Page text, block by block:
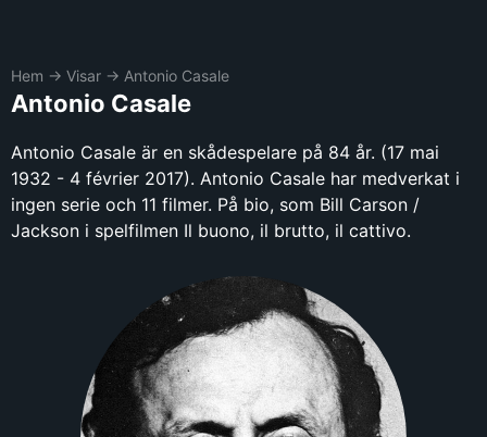
Hem → Visar → Antonio Casale
Antonio Casale
Antonio Casale är en skådespelare på 84 år. (17 mai
1932 - 4 février 2017). Antonio Casale har medverkat i
ingen serie och 11 filmer. På bio, som Bill Carson /
Jackson i spelfilmen Il buono, il brutto, il cattivo.